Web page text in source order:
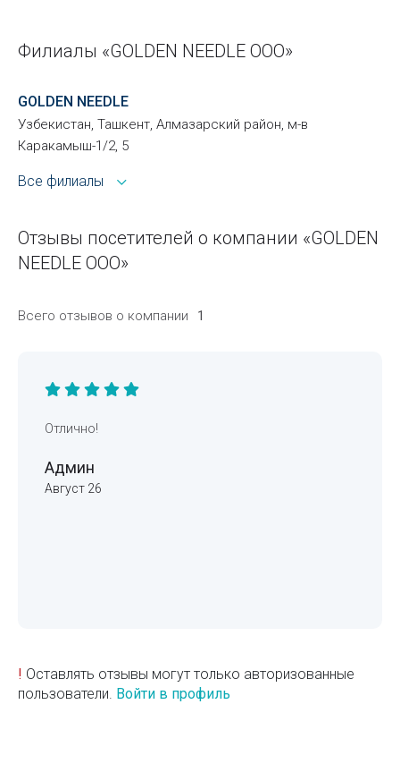
Филиалы «GOLDEN NEEDLE ООО»
GOLDEN NEEDLE
Узбекистан, Ташкент, Алмазарский район, м-в
Каракамыш-1/2, 5
Все филиалы
Отзывы посетителей о компании «GOLDEN
NEEDLE ООО»
Всего отзывов о компании 1
Отлично!
Админ
Август 26
! Оставлять отзывы могут только авторизованные
пользователи. Войти в профиль